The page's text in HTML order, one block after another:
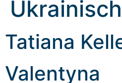
Ukrainisch
Tatiana
Valentyna